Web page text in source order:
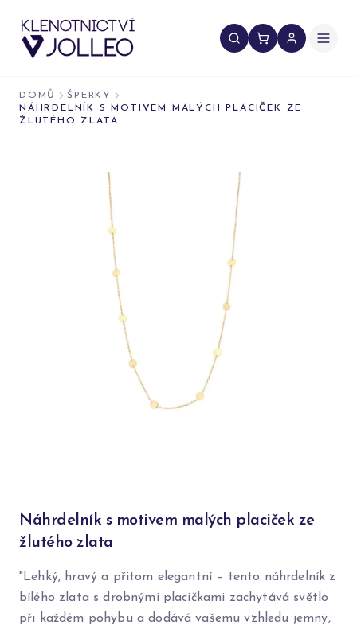
DOMŮ
ŠPERKY
NÁHRDELNÍK S MOTIVEM MALÝCH PLACIČEK ZE
ŽLUTÉHO ZLATA
Náhrdelník s motivem malých placiček ze
žlutého zlata
"Lehký, hravý a přitom elegantní – tento náhrdelník z
bílého zlata s drobnými placičkami zachytává světlo
při každém pohybu a dodává vašemu vzhledu jemný,